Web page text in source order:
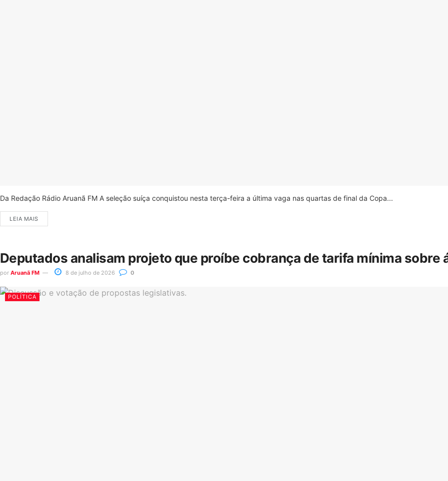
Da Redação Rádio Aruanã FM A seleção suíça conquistou nesta terça-feira a última vaga nas quartas de final da Copa...
LEIA MAIS
Deputados analisam projeto que proíbe cobrança de tarifa mínima sobre
por Aruanã FM 8 de julho de 2026 0
POLÍTICA